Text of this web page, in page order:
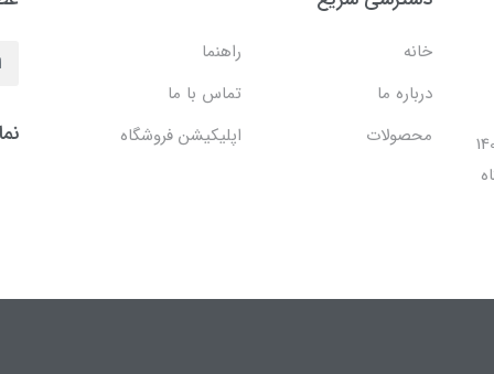
شعبه مرکزی در فضایی بالغ بر 140
خانه
راهنما
درباره ما
تماس با ما
محصولات
اپلیکیشن فروشگاه